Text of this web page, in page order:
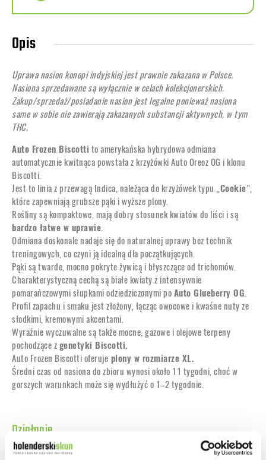
Opis
Uprawa nasion konopi indyjskiej jest prawnie zakazana w Polsce.
Nasiona sprzedawane są wyłącznie w celach kolekcjonerskich.
Zakup/sprzedaż/posiadanie nasion jest legalne ponieważ nasiona
same w sobie nie zawierają zakazanych substancji aktywnych, w tym
THC.
Auto Frozen Biscotti to amerykańska hybrydowa odmiana
automatycznie kwitnąca powstała z krzyżówki Auto Oreoz OG i klonu
Biscotti.
Jest to linia z przewagą Indica, należąca do krzyżówek typu „Cookie”,
które zapewniają grubsze pąki i wyższe plony.
Rośliny są kompaktowe, mają dobry stosunek kwiatów do liści i są
bardzo łatwe w uprawie.
Odmiana doskonale nadaje się do naturalnej uprawy bez technik
treningowych, co czyni ją idealną dla początkujących.
Pąki są twarde, mocno pokryte żywicą i błyszczące od trichomów.
Charakterystyczną cechą są białe kwiaty z intensywnie
pomarańczowymi słupkami odziedziczonymi poAuto Glueberry OG.
Profil zapachu i smaku jest złożony, łącząc owocowe i kwaśne nuty ze
słodkimi, kremowymi akcentami.
Wyraźnie wyczuwalne są także mocne, gazowe i olejowe terpeny
pochodzące zgenetyki Biscotti.
Auto Frozen Biscotti oferuje plony w rozmiarze XL.
Średni czas od nasiona do zbioru wynosi około 11 tygodni, choć w
gorszych warunkach może się wydłużyć o 1–2 tygodnie.
Działanie
Relaksujące